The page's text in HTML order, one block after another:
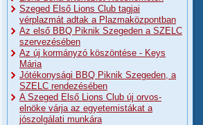
Szeged Első Lions Club tagjai
vérplazmát adtak a Plazmaközpontban
Az első BBQ Piknik Szegeden a SZELC
szervezésében
Az új kormányzó köszöntése - Keys
Mária
Jótékonysági BBQ Piknik Szegeden, a
SZELC rendezésében
A Szeged Első Lions Club új orvos-
elnöke várja az egyetemistákat a
jószolgálati munkára